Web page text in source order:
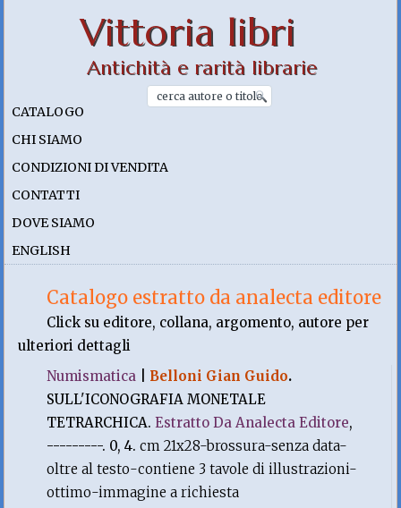
Vittoria libri
Antichità e rarità librarie
CATALOGO
CHI SIAMO
CONDIZIONI DI VENDITA
CONTATTI
DOVE SIAMO
ENGLISH
Catalogo estratto da analecta editore
Click su editore, collana, argomento, autore per
ulteriori dettagli
Numismatica
Belloni Gian Guido.
SULL'ICONOGRAFIA MONETALE
TETRARCHICA.Estratto Da Analecta Editore,
---------. 0, 4.cm 21x28-brossura-senza data-
oltre al testo-contiene 3 tavole di illustrazioni-
ottimo-immagine a richiesta